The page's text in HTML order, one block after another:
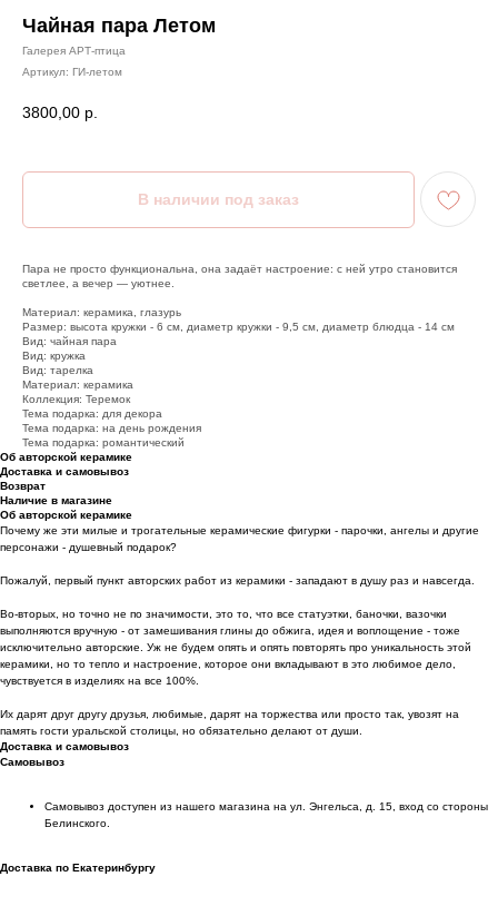
Чайная пара Летом
Галерея АРТ-птица
Артикул: ГИ-летом
3800,00 р.
Пара не просто функциональна, она задаёт настроение: с ней утро становится
светлее, а вечер — уютнее.
Материал: керамика, глазурь
Размер: высота кружки - 6 см, диаметр кружки - 9,5 см, диаметр блюдца - 14 см
Вид: чайная пара
Вид: кружка
Вид: тарелка
Материал: керамика
Коллекция: Теремок
Тема подарка: для декора
Тема подарка: на день рождения
Тема подарка: романтический
Об авторской керамике
Доставка и самовывоз
Возврат
Наличие в магазине
Об авторской керамике
Почему же эти милые и трогательные керамические фигурки - парочки, ангелы и другие
персонажи - душевный подарок?
Пожалуй, первый пункт авторских работ из керамики - западают в душу раз и навсегда.
Во-вторых, но точно не по значимости, это то, что все статуэтки, баночки, вазочки
выполняются вручную - от замешивания глины до обжига, идея и воплощение - тоже
исключительно авторские. Уж не будем опять и опять повторять про уникальность этой
керамики, но то тепло и настроение, которое они вкладывают в это любимое дело,
чувствуется в изделиях на все 100%.
Их дарят друг другу друзья, любимые, дарят на торжества или просто так, увозят на
память гости уральской столицы, но обязательно делают от души.
Доставка и самовывоз
Самовывоз
Самовывоз доступен из нашего магазина на ул. Энгельса, д. 15, вход со стороны
Белинского.
Доставка по Екатеринбургу